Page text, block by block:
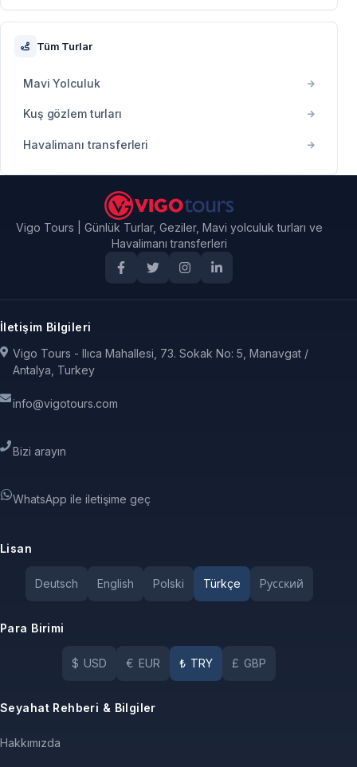
Tüm Turlar
Mavi Yolculuk
Kuş gözlem turları
Havalimanı transferleri
Vigo Tours | Günlük Turlar, Geziler, Mavi yolculuk turları ve
Havalimanı transferleri
İletişim Bilgileri
Vigo Tours - Ilıca Mahallesi, 73. Sokak No: 5, Manavgat /
Antalya, Turkey
info@vigotours.com
Bizi arayın
WhatsApp ile iletişime geç
Lisan
Deutsch English Polski Türkçe Pусский
Para Birimi
$ USD € EUR ₺ TRY £ GBP
Seyahat Rehberi & Bilgiler
Hakkımızda